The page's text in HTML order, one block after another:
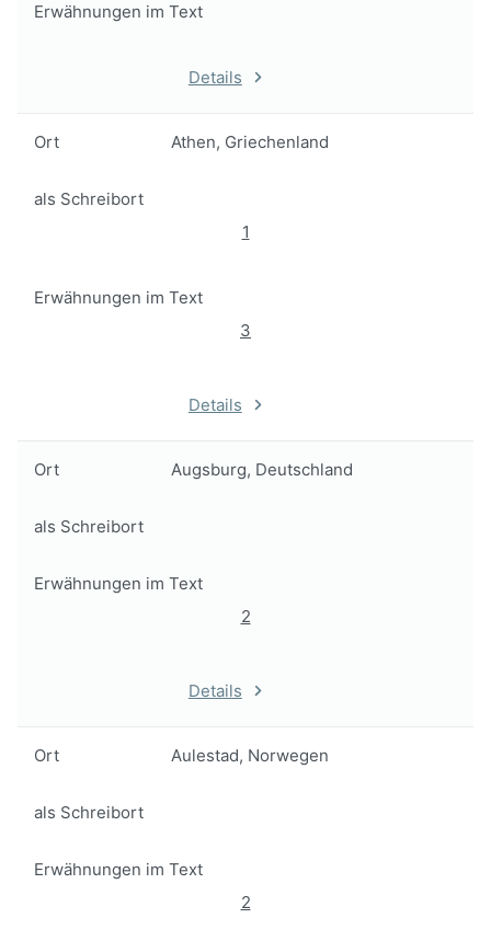
Erwähnungen im Text
Details
Ort Athen, Griechenland
als Schreibort
1
Erwähnungen im Text
3
Details
Ort Augsburg, Deutschland
als Schreibort
Erwähnungen im Text
2
Details
Ort Aulestad, Norwegen
als Schreibort
Erwähnungen im Text
2